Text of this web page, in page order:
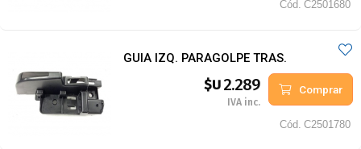
Cód. C2501680
GUIA IZQ. PARAGOLPE TRAS.
$U2.289
IVA inc.
Comprar
Cód. C2501780